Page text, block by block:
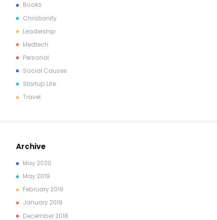
Books
Christianity
Leadership
Medtech
Personal
Social Causes
Startup Life
Travel
Archive
May 2020
May 2019
February 2019
January 2019
December 2018